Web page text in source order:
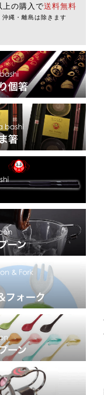
上の購入で送料無料
縄・離島は除きます